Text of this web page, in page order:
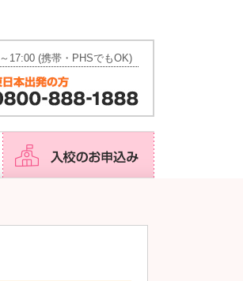
17:00 (携帯・PHSでもOK)